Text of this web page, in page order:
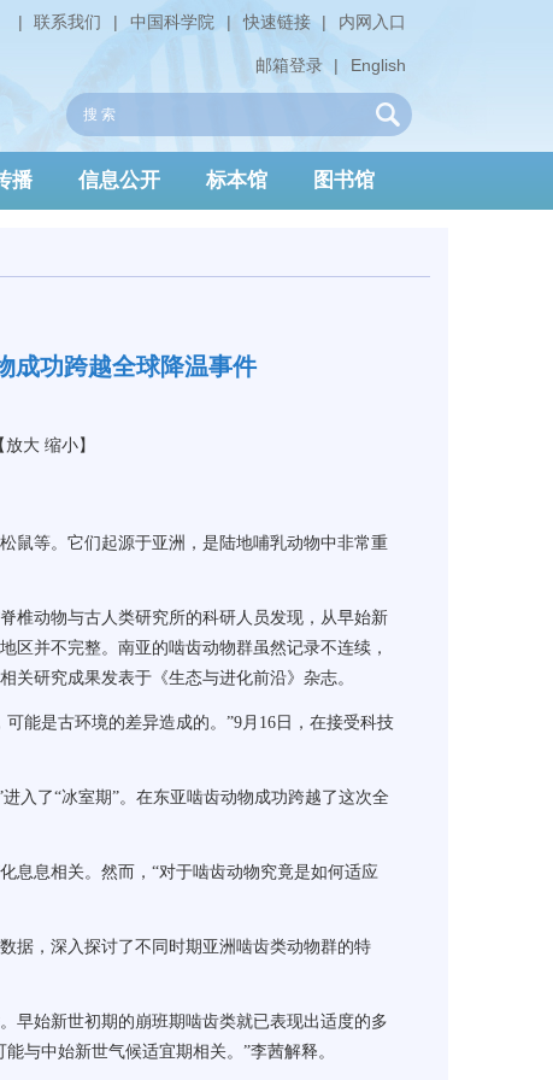
内网入口
|
快速链接
|
中国科学院
|
联系我们
|
English
|
邮箱登录
播 信息公开 标本馆 图书馆
成功跨越全球降温事件
【放大 缩小】
等。它们起源于亚洲，是陆地哺乳动物中非常重
动物与古人类研究所的科研人员发现，从早始新
区并不完整。南亚的啮齿动物群虽然记录不连续，
关研究成果发表于《生态与进化前沿》杂志。
能是古环境的差异造成的。”9月16日，在接受科技
了“冰室期”。在东亚啮齿动物成功跨越了这次全
息相关。然而，“对于啮齿动物究竟是如何适应
，深入探讨了不同时期亚洲啮齿类动物群的特
始新世初期的崩班期啮齿类就已表现出适度的多
与中始新世气候适宜期相关。”李茜解释。